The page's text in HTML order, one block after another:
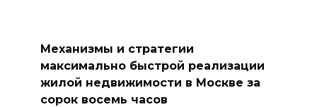
Механизмы и стратегии
максимально быстрой реализации
жилой недвижимости в Москве за
сорок восемь часов